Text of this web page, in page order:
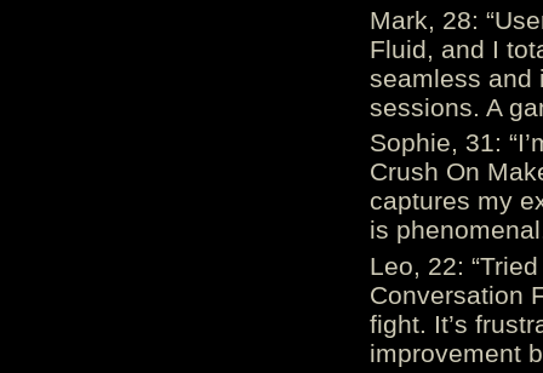
Mark, 28:
Fluid, and I
seamless and
sessions. A
Sophie, 31:
Crush On
captures my
is
Leo, 22:
Conversation
fight. It’s
improvement